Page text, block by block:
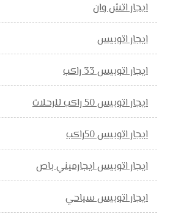
ايجار اتش وان
ايجار اتوبيس
ايجار اتوبيس 33 راكب
ايجار اتوبيس 50 راكب للرحلات
ايجار اتوبيس 50راكب
ايجار اتوبيس ايجارميني باص
ايجار اتوبيس سياحي